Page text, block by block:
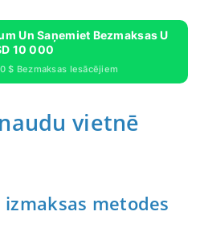
Un Saņemiet Bezmaksas U
10 000
$ Bezmaksas Iesācējiem
vietnē
metodes